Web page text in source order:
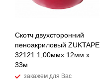
Скотч двухсторонний
пеноакриловый ZUKTAPE
32121 1,00ммх 12мм х
33м
закажем для Вас